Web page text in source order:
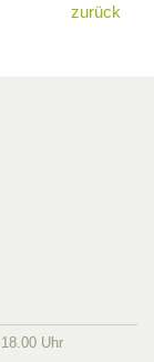
zurück
Uhr